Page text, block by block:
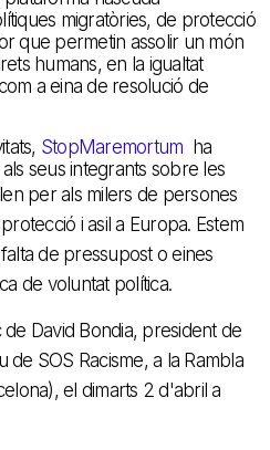
migratòries, de protecció
que permetin assolir un món
humans, en la igualtat
a eina de resolució de
StopMaremortum ha
seus integrants sobre les
per als milers de persones
i asil a Europa. Estem
de pressupost o eines
de voluntat política.
de David Bondia, president de
de SOS Racisme, a la Rambla
el dimarts 2 d'abril a